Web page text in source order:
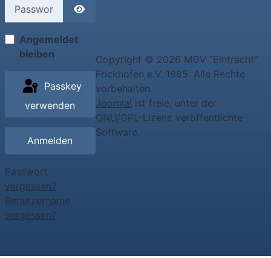
Angemeldet
bleiben
verwenden
Anmelden
Passwort
vergessen?
Benutzername
vergessen?
Copyright © 2026 MGV "Eintracht"
Frickhofen e.V. 1885. Alle Rechte
vorbehalten.
Joomla! ist freie, unter der
GNU/GPL-Lizenz veröffentlichte
Software.